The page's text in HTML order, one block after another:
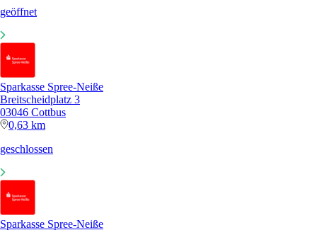
geöffnet
Sparkasse Spree-Neiße
Breitscheidplatz 3
03046 Cottbus
0,63 km
geschlossen
Sparkasse Spree-Neiße